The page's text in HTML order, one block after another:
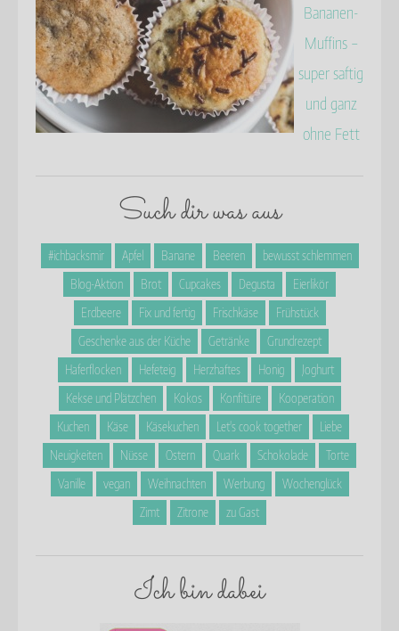
Bananen-
Muffins –
super saftig
und ganz
ohne Fett
Such dir was aus
#ichbacksmir Apfel Banane Beeren
bewusst schlemmen
Blog-Aktion
Brot Cupcakes Degusta
Eierlikör
Erdbeere
Fix und fertig Frischkäse
Frühstück
Geschenke aus der Küche
Getränke
Grundrezept
Haferflocken
Hefeteig Herzhaftes Honig
Joghurt
Kekse und Plätzchen
Kokos Konfitüre
Kooperation
Kuchen
Käse Käsekuchen Let's cook together
Liebe
Neuigkeiten
Nüsse Ostern Quark Schokolade
Torte
Vanille
vegan Weihnachten Werbung
Wochenglück
Zimt
Zitrone zu Gast
Ich bin dabei